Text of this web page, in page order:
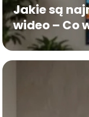
Jakie są
wideo – Co